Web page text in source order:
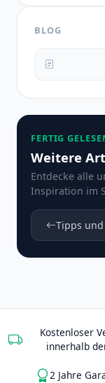
BLOG
FERTIG
Weitere
Entdecke alle
Inspiration im
Tipps und
Kostenloser
innerhalb
2 Jahre